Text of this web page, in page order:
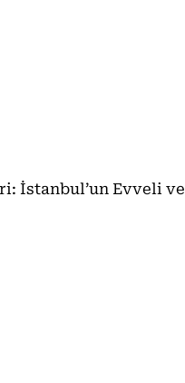
İstanbul’un Evveli ve